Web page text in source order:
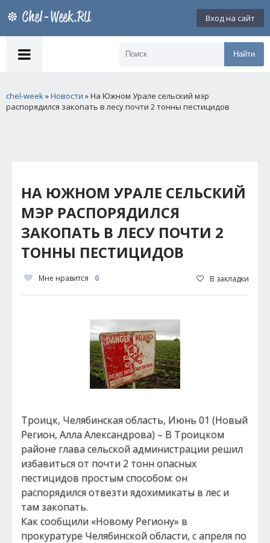
Вход на сайт
Найти
chel-week»Новости » На Южном Урале сельский мэр
распорядился закопать в лесу почти 2 тонны пестицидов
НА ЮЖНОМ УРАЛЕ СЕЛЬСКИЙ
МЭР РАСПОРЯДИЛСЯ
ЗАКОПАТЬ В ЛЕСУ ПОЧТИ 2
ТОННЫ ПЕСТИЦИДОВ
Мне нравится 0 В закладки
Троицк, Челябинская область, Июнь 01 (Новый
Регион, Алла Александрова) – В Троицком
районе глава сельской администрации решил
избавиться от почти 2 тонн опасных
пестицидов простым способом: он
распорядился отвезти ядохимикаты в лес и
там закопать.
Как сообщили «Новому Региону» в
прокуратуре Челябинской области, с апреля по